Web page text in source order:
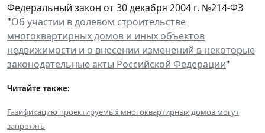
Федеральный закон от 30 декабря 2004 г. №214-ФЗ
"Об участии в долевом строительстве
многоквартирных домов и иных объектов
недвижимости и о внесении изменений в некоторые
законодательные акты Российской Федерации"
Читайте также:
Газификацию проектируемых многоквартирных домов могут
запретить